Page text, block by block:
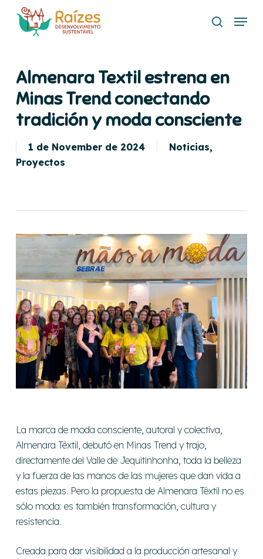
buscar
Menu
Almenara Textil estrena en
Minas Trend conectando
tradición y moda consciente
1 de November de 2024 Noticias,
Proyectos
La marca de moda consciente, autoral y colectiva,
Almenara Têxtil, debutó en Minas Trend y trajo,
directamente del Valle de Jequitinhonha, toda la belleza
y la fuerza de las manos de las mujeres que dan vida a
estas piezas. Pero la propuesta de Almenara Têxtil no es
sólo moda: es también transformación, cultura y
resistencia.
Creada para dar visibilidad a la producción artesanal y